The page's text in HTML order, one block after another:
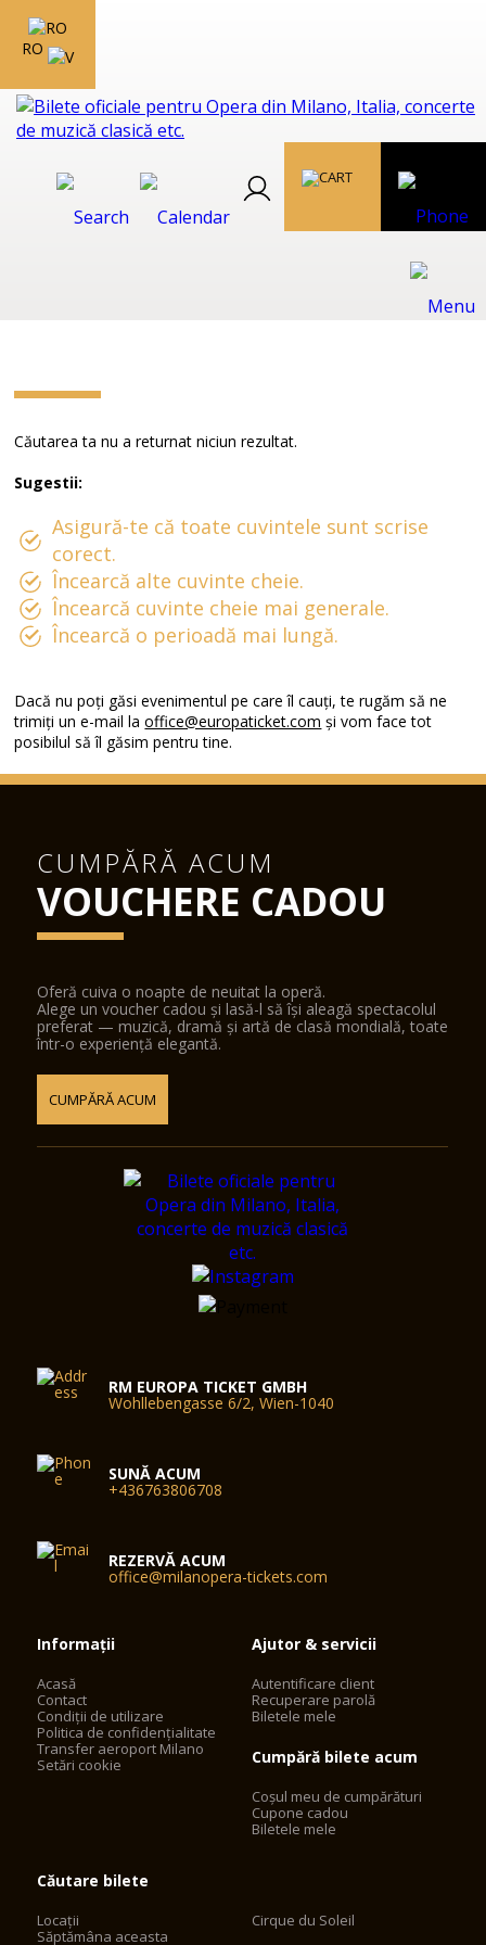
RO
Căutarea ta nu a returnat niciun rezultat.
Sugestii:
Asigură-te că toate cuvintele sunt scrise
corect.
Încearcă alte cuvinte cheie.
Încearcă cuvinte cheie mai generale.
Încearcă o perioadă mai lungă.
Dacă nu poți găsi evenimentul pe care îl cauți, te rugăm să ne
trimiți un e-mail laoffice@europaticket.com și vom face tot
posibilul să îl găsim pentru tine.
CUMPĂRĂ ACUM
VOUCHERE CADOU
Oferă cuiva o noapte de neuitat la operă.
Alege un voucher cadou și lasă-l să își aleagă spectacolul
preferat — muzică, dramă și artă de clasă mondială, toate
într-o experiență elegantă.
CUMPĂRĂ ACUM
RM EUROPA TICKET GMBH
Wohllebengasse 6/2, Wien-1040
SUNĂ ACUM
+436763806708
REZERVĂ ACUM
office@milanopera-tickets.com
Informații
Acasă
Contact
Condiții de utilizare
Politica de confidențialitate
Transfer aeroport Milano
Setări cookie
Ajutor & servicii
Autentificare client
Recuperare parolă
Biletele mele
Cumpără bilete acum
Coșul meu de cumpărături
Cupone cadou
Biletele mele
Căutare bilete
Locații
Săptămâna aceasta
Cirque du Soleil